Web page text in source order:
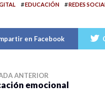
#EDUCACIÓN #REDES
en Facebook
ANTERIOR
emocional